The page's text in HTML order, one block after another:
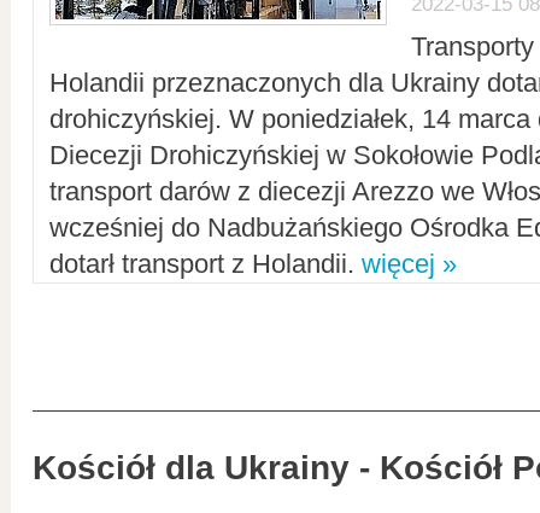
2022-03-15
Holandii przeznaczonych dla Ukrainy
drohiczyńskiej. W poniedziałek, 14
Diecezji Drohiczyńskiej w Sokołowie
transport darów z diecezji Arezzo we
wcześniej do Nadbużańskiego Ośrodka
dotarł transport z Holandii. więcej »
Kościół dla Ukrainy - Kościół